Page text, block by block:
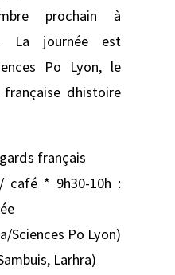
prochain à
La journée est
Po Lyon, le
dhistoire
français
café * 9h30-10h :
Sciences Po Lyon)
Larhra)